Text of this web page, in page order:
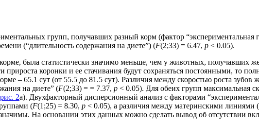
групп, получавших разный корм (фактор “экспериментальная
(“длительность содержания на диете”) (F(2;33) = 6.47, p < 0.05).
была статистически значимо меньше, чем у животных, получавших
прироста коронки и ее стачивания будут сохраняться постоянными, то
– 65.1 сут (от 55.5 до 81.5 сут). Различия между скоростью роста
на диете” (F(2;33) = = 7.37, p < 0.05). Для обеих групп максимальная
рис. 2а). Двухфакторный дисперсионный анализ с факторами
(F(1;25) = 8.30, p < 0.05), а различия между материнскими линиями (
На основании этих данных можно сделать вывод об отсутствии